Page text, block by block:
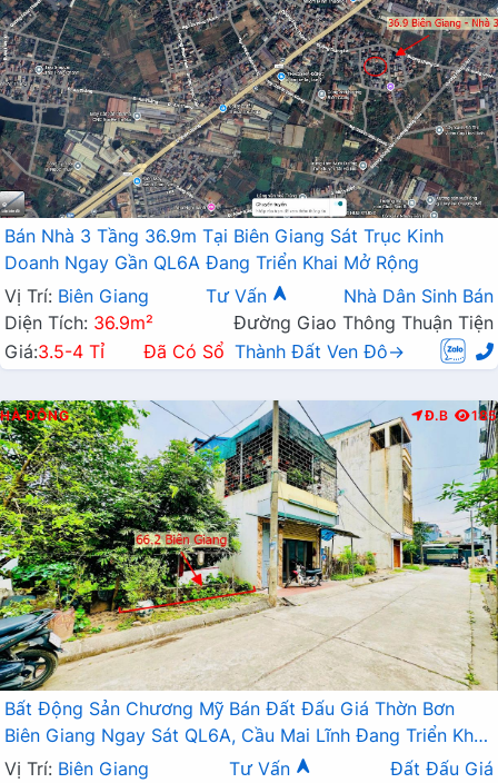
Bán Nhà 3 Tầng 36.9m Tại Biên Giang Sát Trục Kinh
Doanh Ngay Gần QL6A Đang Triển Khai Mở Rộng
Vị Trí: Biên Giang Tư Vấn
Nhà Dân Sinh Bán
Diện Tích: 36.9m²
Đường Giao Thông Thuận Tiện
Giá:3.5-4 Tỉ Đã Có Sổ Thành Đất Ven Đô→
HÀ ĐÔNG Đ.B 185
Bất Động Sản Chương Mỹ Bán Đất Đấu Giá Thờn Bơn
Biên Giang Ngay Sát QL6A, Cầu Mai Lĩnh Đang Triển Khai
Mở Rộng
Vị Trí: Biên Giang Tư Vấn
Đất Đấu Giá